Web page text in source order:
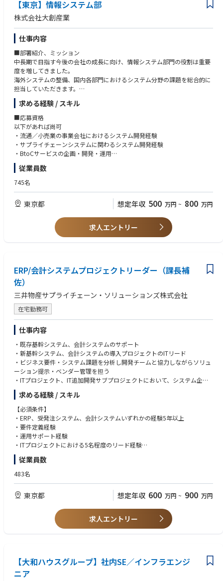
することで当該業務の職務遂行スキルを習得しながら、当社グループの目
指す姿へ変革をリードする幅広い視野を持った人材として成長することを
期待しております。
*初期配属は経営企画統轄グループ、または、DX推進グループとなりま
す。
・監視カメラAI「mitococa Edge」
駅構内や作業現場での不安全行動・異常の検知という社内課題に対応する
ため、エッジAIカメラを内製開発しました。カメラ本体にAIモデルを搭載
し、人物・ヘルメット・転倒・侵入・混雑・滞留といった現場特性に応じ
た検知を、画像認識・リアルタイム推論・エッジAIといった技術要素を組
み合わせて実現しています。鉄道現場での実データをもとに精度を磨き上
げ、現在は社外向けのAIカメラ製品としても製造業・商業施設・警備など
幅広い分野へ展開しています。
・外観検査AI「mitococa Ketten」
車両屋根上機器の破損検出など、鉄道設備の外観検査に画像検査AIを内製
開発してきた技術を応用し、製品・部品のゴミ混入や破れといった外観異
常を検知するAIへと展開しました。ウェブ（シート状）製品の製造現場に
おける検査工程に導入され、検査工数の削減や重大な欠点の早期検知に貢
献しており、年間で大幅な検査時間短縮が見込めるケースも出ています。
・VLMを活用した監視カメラAI「mitococa SUU」
mitococaシリーズが人物・物体の検出には強い一方、未学習の対象やシ
ーンの状況判断が難しいという課題に対し、VLM（Vision Language Mode
l）を組み合わせた画像解析ソリューションを開発しています。mitococa
で対象を絞り込んだ上でVLMに推論させることで、低負荷かつ高度な状況
判断を両立。列車前頭映像からの作業兆候の自動抽出や、来訪者属性の推
定など、生成AIの最新動向を踏まえた技術テーマにも取り組んでいます。
・新技術要素の調査および導入計画の立案
・プロジェクトのマネジメント
・システム開発(EC、基幹系システム)のプロジエクト企画/推進
・ビジネス部門との仕様、スケジュールの調整を通じたシステム改善
・コスト管理、システムの品質管理
【ポジションの魅力】
・グローバル事業を支えるITガバナンス強化の中核メンバーとして活躍で
きる
・IT監査・情報セキュリティ・基幹システム刷新など重要テーマに携われ
る
・社内にナレッジを蓄積する仕組みづくりから関与できる
・将来的にはPMや管理職へのキャリアアップも可能
・経営に近い立場で全社横断の課題解決に携われる
【東京】情報システム部
株式会社大創産業
仕事内容
■部署紹介、ミッション
中長期で目指す今後の会社の成長に向け、情報システム部門の役割は重要
度を増してきました。
海外システムの整備、国内各部門におけるシステム分野の課題を総合的に
担当していただきます。
下記記載の複数ポジションで幅広く人材の募集を実施しております。
皆様のご経験や得意分野、今後の希望キャリアを伺った上で、担当業務を
ご相談させいただきます。
【ポジション･業務内容 例】
①商品供給システムエンジニア
・大創産業のサプライチェーンを支える業務部門の抱える課題に対し、シ
・主な領域として、商品企画、発注、輸出入、物流、等の領域がありま
す。いずれもグローバルが対象となります。
・社内の業務部門と要件定義を行いますので、ITだけではなく、業務知識
も必要となりますが、入社後に知識習得して頂きます。
・大創産業のサプライチェーンを支える業務部門の抱える課題に対し、シ
ステム化による改善を実現します。
・業務部門とITベンダーとの橋渡しやスムーズなコミュニケーション等を
期待しています。
・ステークホルダーとの調整なども担当いただきます。
③インフラエンジニア
・日本国内のグループ全社のインフラの構築／管理をご担当頂きます。
・主な領域としては、ネットワーク、サーバ、セキュリティ、AWS、があ
ります。領域毎に個別にご担当頂くことを想定しています。
・自社で構築する領域もありますので、方針決定から構築、運用をしてい
ただくことを期待しています。
④インフラマネジャー候補
・グローバルのインフラの管理、方針決定、インフラエンジニアのマネジ
メントをご担当いただきます。
・海外については方針決定、統制いただくことを期待しています。
・インフラ全領域の基本的な知識があり、施策の判断していただくことを
期待しています。
⑤オペレーションマネジャー候補
・グローバルでのインフラ、アプリの運用、監視のマネジメントをご担当
いただきます。
・日本向けには、ヘルプデスク、キッティング等もマネジメント頂くこと
を期待しています。
・海外に対しては、グローバルで展開しているシステムの運用・監視はご
担当範囲ですが、各国で対応するシステムは方針決定、統制をご担当範囲
としています。
・新システム導入の際には、本番稼働可不可のご判断を頂くなども期待し
求める経験 / スキル
■応募資格
以下があれば尚可
・流通／小売業の事業会社におけるシステム開発経験
・サプライチェーンシステムに関わるシステム開発経験
・BtoCサービスの企画・開発・運用
・オープン系技術全般の知識
・クラウドサービスの知識
・システム保守運用の実務経験
従業員数
745名
東京都 想定年収 500 万円 ~ 800 万円
求人エントリー
ERP/会計システムプロジェクトリーダー（課長補
佐）
三井物産サプライチェーン・ソリューションズ株式会社
在宅勤務可
仕事内容
・既存基幹システム、会計システムのサポート
・新基幹システム、会計システムの導入プロジェクトのITリード
・ビジネス要件・システム課題を分析し開発チームと協力しながらソリュ
ーション提示・ベンダー管理を担う
・ITプロジェクト、IT追加開発サブプロジェクトにおいて、システム企画/
要件定義～ユーザーテスト/Go Liveサポートを行い、社内ユーザーとの関
係構築、円滑なシステム導入を担う
・ユーザーからの問い合わせ対応、改善強化に関する要望の分析・検討・
実行
・継続的なトラブルシューティングを提供するためのコミュニケーション
・国内拠点への出張あり
求める経験 / スキル
【必須条件】
・ERP、受発注システム、会計システムいずれかの経験5年以上
・要件定義経験
・運用サポート経験
・ITプロジェクトにおける5名程度のリード経験
・自発的に行動し、プロジェクトやサポート業務を遂行する能力
・チームワーク、ファシリテーション、ネゴシエーションを含む対人スキ
ル
【尚可条件】
・食品、流通、物流業界経験
・英語：ビジネスレベル
Word：中級
従業員数
483名
東京都 想定年収 600 万円 ~ 900 万円
求人エントリー
【大和ハウスグループ】社内SE／インフラエンジ
ニア